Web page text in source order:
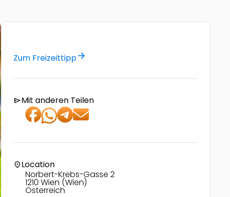
Zum Freizeittipparrow_forward
sendMit anderen Teilen
location_onLocation
Norbert-Krebs-Gasse 2
1210 Wien (Wien)
Österreich